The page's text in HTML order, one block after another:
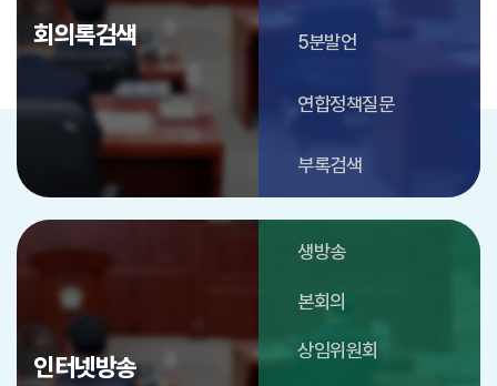
회의록검색 5분발언
연합정책질문
부록검색
인터넷방송
생방송
본회의
상임위원회